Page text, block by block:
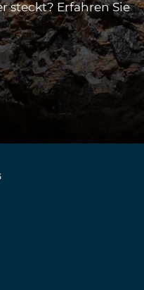
steckt? Erfahren Sie